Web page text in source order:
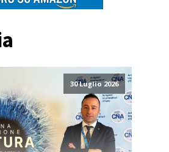
30 Luglio 2026